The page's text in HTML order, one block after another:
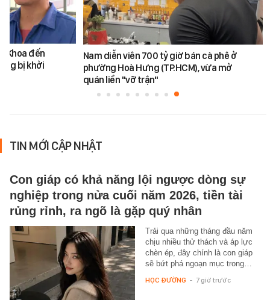
Khoa đến
bị khởi
Nam diễn viên 700 tỷ giờ bán cà phê ở
phường Hoà Hưng (TP.HCM), vừa mở
quán liền "vỡ trận"
TIN MỚI CẬP NHẬT
Con giáp có khả năng lội ngược dòng sự
nghiệp trong nửa cuối năm 2026, tiền tài
rủng rỉnh, ra ngõ là gặp quý nhân
Trải qua những tháng đầu năm
chịu nhiều thử thách và áp lực
chèn ép, đây chính là con giáp
sẽ bứt phá ngoạn mục trong…
HỌC ĐƯỜNG - 7 giờ trước